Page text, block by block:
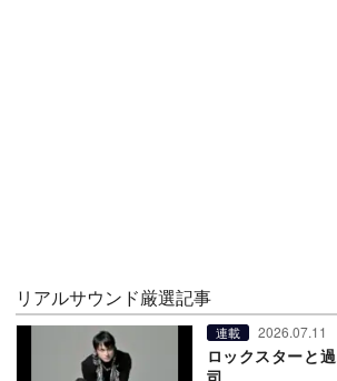
リアルサウンド厳選記事
連載 2026.07.11
ロックスターと
司